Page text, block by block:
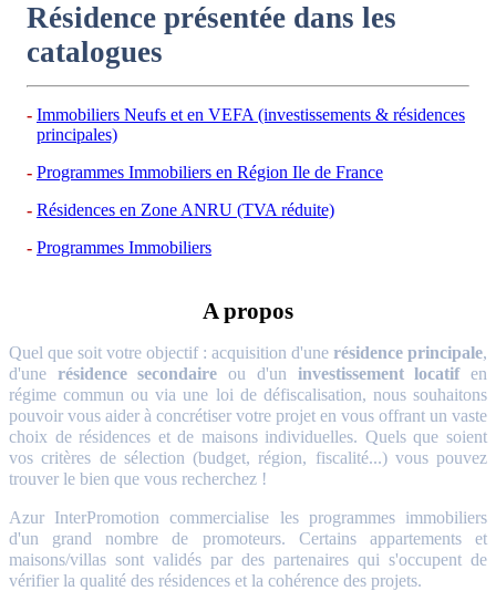
Résidence présentée dans les
catalogues
Immobiliers Neufs et en VEFA (investissements & résidences
principales)
Programmes Immobiliers en Région Ile de France
Résidences en Zone ANRU (TVA réduite)
Programmes Immobiliers
A propos
Quel que soit votre objectif : acquisition d'une résidence principale,
d'une résidence secondaire ou d'un investissement locatifen
régime commun ou via une loi de défiscalisation, nous souhaitons
pouvoir vous aider à concrétiser votre projet en vous offrant un vaste
choix de résidences et de maisons individuelles. Quels que soient
vos critères de sélection (budget, région, fiscalité...) vous pouvez
trouver le bien que vous recherchez !
Azur InterPromotion commercialise les programmes immobiliers
d'un grand nombre de promoteurs. Certains appartements et
maisons/villas sont validés par des partenaires qui s'occupent de
vérifier la qualité des résidences et la cohérence des projets.